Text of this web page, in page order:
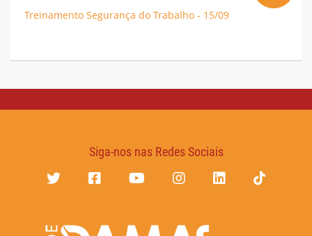
Treinamento Segurança do Trabalho - 15/09
Siga-nos nas Redes Sociais